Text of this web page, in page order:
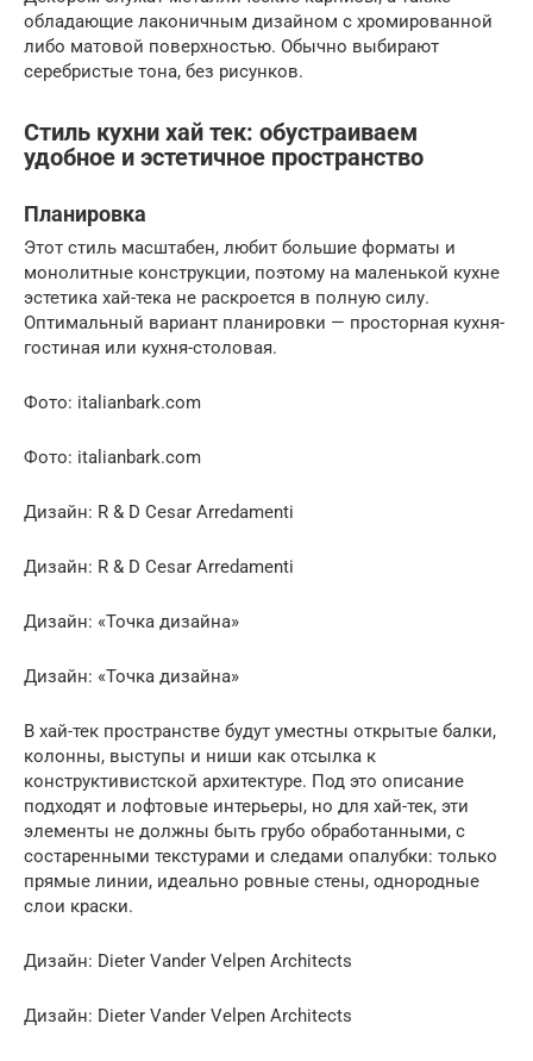
обладающие лаконичным дизайном с хромированной
либо матовой поверхностью. Обычно выбирают
серебристые тона, без рисунков.
Стиль кухни хай тек: обустраиваем
удобное и эстетичное пространство
Планировка
Этот стиль масштабен, любит большие форматы и
монолитные конструкции, поэтому на маленькой кухне
эстетика хай-тека не раскроется в полную силу.
Оптимальный вариант планировки — просторная кухня-
гостиная или кухня-столовая.
Фото: italianbark.com
Фото: italianbark.com
Дизайн: R & D Cesar Arredamenti
Дизайн: R & D Cesar Arredamenti
Дизайн: «Точка дизайна»
Дизайн: «Точка дизайна»
В хай-тек пространстве будут уместны открытые балки,
колонны, выступы и ниши как отсылка к
конструктивистской архитектуре. Под это описание
подходят и лофтовые интерьеры, но для хай-тек, эти
элементы не должны быть грубо обработанными, с
состаренными текстурами и следами опалубки: только
прямые линии, идеально ровные стены, однородные
слои краски.
Дизайн: Dieter Vander Velpen Architects
Дизайн: Dieter Vander Velpen Architects